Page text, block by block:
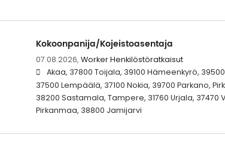
Kokoonpanija/Kojeistoasentaja
07.08.2026, Worker Henkilöstöratkaisut
Akaa, 37800 Toijala, 39100 Hämeenkyrö,
37500 Lempäälä, 37100 Nokia, 39700 Parkano,
38200 Sastamala, Tampere, 31760 Urjala, 37470
Pirkanmaa, 38800 Jamijarvi